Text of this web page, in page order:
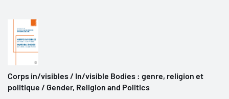
Corps in/visibles / In/visible Bodies : genre, religion et
politique / Gender, Religion and Politics